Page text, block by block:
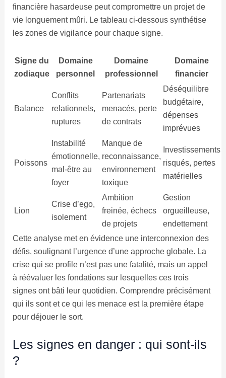
financière hasardeuse peut compromettre un projet de
vie longuement mûri. Le tableau ci-dessous synthétise
les zones de vigilance pour chaque signe.
Signe du
zodiaque
Domaine
personnel
Domaine
professionnel
Domaine
financier
Balance
Conflits
relationnels,
ruptures
Partenariats
menacés, perte
de contrats
Déséquilibre
budgétaire,
dépenses
imprévues
Poissons
Instabilité
émotionnelle,
mal-être au
foyer
Manque de
reconnaissance,
environnement
toxique
Investissements
risqués, pertes
matérielles
Lion
Crise d’ego,
isolement
Ambition
freinée, échecs
de projets
Gestion
orgueilleuse,
endettement
Cette analyse met en évidence une interconnexion des
défis, soulignant l’urgence d’une approche globale. La
crise qui se profile n’est pas une fatalité, mais un appel
à réévaluer les fondations sur lesquelles ces trois
signes ont bâti leur quotidien. Comprendre précisément
qui ils sont et ce qui les menace est la première étape
pour déjouer le sort.
Les signes en danger : qui sont-ils
?